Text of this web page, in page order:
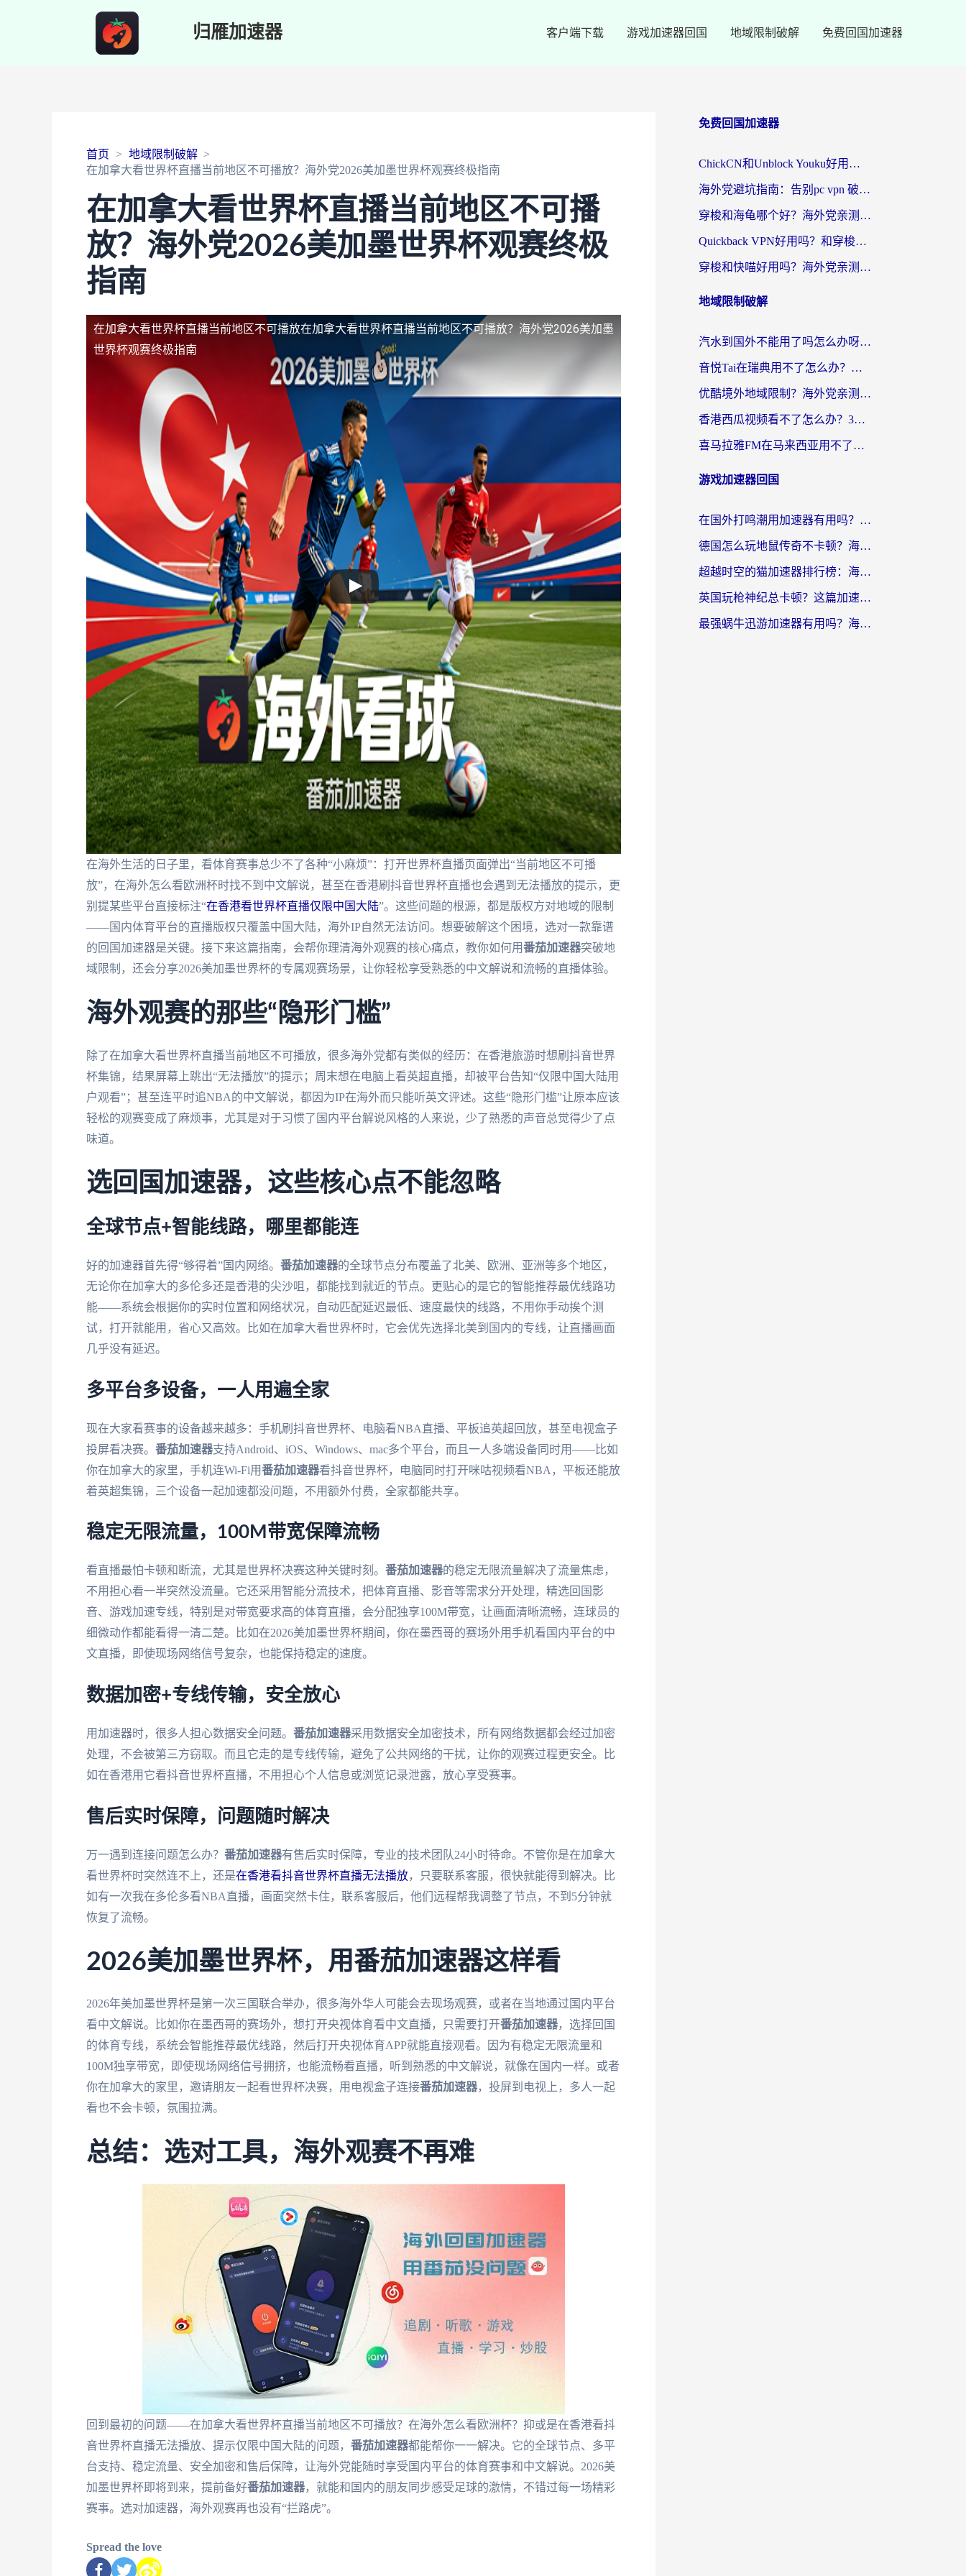
归雁加速器 客户端下载 游戏加速器回国 地域限制破解 免费回国加速器
首页
地域限制破解
在加拿大看世界杯直播当前地区不可播放？海外党2026美加墨世界杯观赛终极指南
在加拿大看世界杯直播当前地区不可播
放？海外党2026美加墨世界杯观赛终极
指南
在加拿大看世界杯直播当前地区不可播放在加拿大看世界杯直播当前地区不可播放？海外党2026美加墨
世界杯观赛终极指南
在海外生活的日子里，看体育赛事总少不了各种“小麻烦”：打开世界杯直播页面弹出“当前地区不可播
放”，在海外怎么看欧洲杯时找不到中文解说，甚至在香港刷抖音世界杯直播也会遇到无法播放的提示，更
别提某些平台直接标注“在香港看世界杯直播仅限中国大陆”。这些问题的根源，都是版权方对地域的限制
——国内体育平台的直播版权只覆盖中国大陆，海外IP自然无法访问。想要破解这个困境，选对一款靠谱
的回国加速器是关键。接下来这篇指南，会帮你理清海外观赛的核心痛点，教你如何用番茄加速器突破地
域限制，还会分享2026美加墨世界杯的专属观赛场景，让你轻松享受熟悉的中文解说和流畅的直播体验。
海外观赛的那些“隐形门槛”
除了在加拿大看世界杯直播当前地区不可播放，很多海外党都有类似的经历：在香港旅游时想刷抖音世界
杯集锦，结果屏幕上跳出“无法播放”的提示；周末想在电脑上看英超直播，却被平台告知“仅限中国大陆用
户观看”；甚至连平时追NBA的中文解说，都因为IP在海外而只能听英文评述。这些“隐形门槛”让原本应该
轻松的观赛变成了麻烦事，尤其是对于习惯了国内平台解说风格的人来说，少了熟悉的声音总觉得少了点
味道。
选回国加速器，这些核心点不能忽略
全球节点+智能线路，哪里都能连
好的加速器首先得“够得着”国内网络。 番茄加速器的全球节点分布覆盖了北美、欧洲、亚洲等多个地区，
无论你在加拿大的多伦多还是香港的尖沙咀，都能找到就近的节点。更贴心的是它的智能推荐最优线路功
能——系统会根据你的实时位置和网络状况，自动匹配延迟最低、速度最快的线路，不用你手动挨个测
试，打开就能用，省心又高效。比如在加拿大看世界杯时，它会优先选择北美到国内的专线，让直播画面
几乎没有延迟。
多平台多设备，一人用遍全家
现在大家看赛事的设备越来越多：手机刷抖音世界杯、电脑看NBA直播、平板追英超回放，甚至电视盒子
投屏看决赛。 番茄加速器支持Android、iOS、Windows、mac多个平台，而且一人多端设备同时用——比如
你在加拿大的家里，手机连Wi-Fi用番茄加速器看抖音世界杯，电脑同时打开咪咕视频看NBA，平板还能放
着英超集锦，三个设备一起加速都没问题，不用额外付费，全家都能共享。
稳定无限流量，100M带宽保障流畅
看直播最怕卡顿和断流，尤其是世界杯决赛这种关键时刻。 番茄加速器的稳定无限流量解决了流量焦虑，
不用担心看一半突然没流量。它还采用智能分流技术，把体育直播、影音等需求分开处理，精选回国影
音、游戏加速专线，特别是对带宽要求高的体育直播，会分配独享100M带宽，让画面清晰流畅，连球员的
细微动作都能看得一清二楚。比如在2026美加墨世界杯期间，你在墨西哥的赛场外用手机看国内平台的中
文直播，即使现场网络信号复杂，也能保持稳定的速度。
数据加密+专线传输，安全放心
用加速器时，很多人担心数据安全问题。 番茄加速器采用数据安全加密技术，所有网络数据都会经过加密
处理，不会被第三方窃取。而且它走的是专线传输，避免了公共网络的干扰，让你的观赛过程更安全。比
如在香港用它看抖音世界杯直播，不用担心个人信息或浏览记录泄露，放心享受赛事。
售后实时保障，问题随时解决
万一遇到连接问题怎么办？ 番茄加速器有售后实时保障，专业的技术团队24小时待命。不管你是在加拿大
看世界杯时突然连不上，还是在香港看抖音世界杯直播无法播放，只要联系客服，很快就能得到解决。比
如有一次我在多伦多看NBA直播，画面突然卡住，联系客服后，他们远程帮我调整了节点，不到5分钟就
恢复了流畅。
2026美加墨世界杯，用番茄加速器这样看
2026年美加墨世界杯是第一次三国联合举办，很多海外华人可能会去现场观赛，或者在当地通过国内平台
看中文解说。比如你在墨西哥的赛场外，想打开央视体育看中文直播，只需要打开番茄加速器，选择回国
的体育专线，系统会智能推荐最优线路，然后打开央视体育APP就能直接观看。因为有稳定无限流量和
100M独享带宽，即使现场网络信号拥挤，也能流畅看直播，听到熟悉的中文解说，就像在国内一样。或者
你在加拿大的家里，邀请朋友一起看世界杯决赛，用电视盒子连接番茄加速器，投屏到电视上，多人一起
看也不会卡顿，氛围拉满。
总结：选对工具，海外观赛不再难
回到最初的问题——在加拿大看世界杯直播当前地区不可播放？在海外怎么看欧洲杯？抑或是在香港看抖
音世界杯直播无法播放、提示仅限中国大陆的问题， 番茄加速器都能帮你一一解决。它的全球节点、多平
台支持、稳定流量、安全加密和售后保障，让海外党能随时享受国内平台的体育赛事和中文解说。2026美
加墨世界杯即将到来，提前备好番茄加速器，就能和国内的朋友同步感受足球的激情，不错过每一场精彩
赛事。选对加速器，海外观赛再也没有“拦路虎”。
Spread the love
免费回国加速器
ChickCN和Unblock Youku好用吗？海外党亲测3款回国加速器，附iOS免费选择指南
海外党避坑指南：告别pc vpn 破解，选对回国加速器轻松访问国内资源
穿梭和海龟哪个好？海外党亲测回国加速器，附电脑免费VPN推荐
Quickback VPN好用吗？和穿梭VPN对比哪个回国效果更好？海外党必看的真实测评与选择指南
穿梭和快喵好用吗？海外党亲测3款回国加速器，附日本回国VPN避坑指南
地域限制破解
汽水到国外不能用了吗怎么办呀？海外党追剧看片的救星在这里！
音悦Tai在瑞典用不了怎么办？海外华人追剧听歌的实用指南
优酷境外地域限制？海外党亲测：这样看国内剧再也不卡（附3个实用场景解决）
香港西瓜视频看不了怎么办？3步解决海外追剧难题，附靠谱加速器推荐
喜马拉雅FM在马来西亚用不了怎么办？海外华人亲测有效的回国加速指南
游戏加速器回国
在国外打鸣潮用加速器有用吗？安全吗？海外玩家国服游戏加速全指南
德国怎么玩地鼠传奇不卡顿？海外党国服游戏加速全攻略（含战双EVE实用指南）
超越时空的猫加速器排行榜：海外党国服游戏不卡顿的终极选择指南
英国玩枪神纪总卡顿？这篇加速器选择指南帮你告别延迟（附实测推荐）
最强蜗牛迅游加速器有用吗？海外玩家国服游戏加速避坑指南（附德国玩忍者必须死3流星蝴蝶剑解决办法）